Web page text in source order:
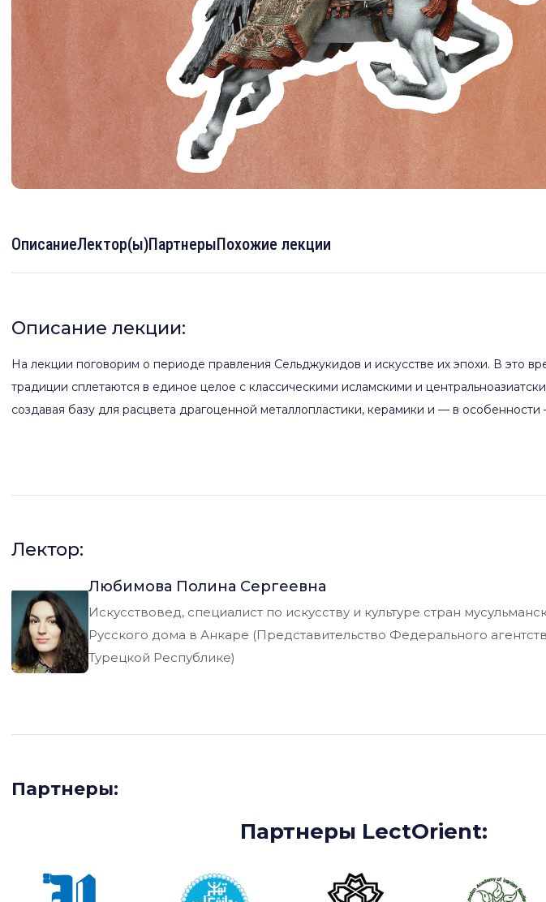
ОписаниеЛектор(ы)ПартнерыПохожие лекции
Описание лекции:
На лекции поговорим о периоде правления Сельджукидов и искусстве их эпохи. В это
традиции сплетаются в единое целое с классическими исламскими и
создавая базу для расцвета драгоценной металлопластики, керамики и — в
империи возводятся величественные мечети и медресе, а их облик открывает новую
Лектор:
Любимова Полина Сергеевна
Искусствовед, специалист по искусству и культуре стран
Русского дома в Анкаре (Представительство Федерального
Турецкой Республике)
Партнеры:
Партнеры LectOrient: